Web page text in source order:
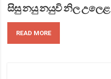
සිසු නයු නයුවි නිල උලෙළ
READ MORE